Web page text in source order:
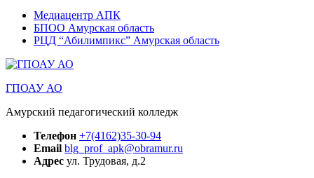
Медиацентр АПК
БПОО Амурская область
РЦД “Абилимпикс” Амурская область
ГПОАУ АО
Амурский педагогический колледж
Телефон +7(4162)35-30-94
Email blg_prof_apk@obramur.ru
Адрес ул. Трудовая, д.2